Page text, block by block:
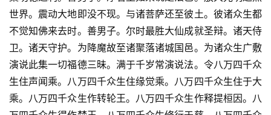
世界。震动大地即没不现。与诸菩萨还至彼土。彼诸众生都
不觉知佛来去时。善男子。尔时最胜大仙成就圣辩。诸天侍
卫。诸天守护。为降魔故至诸聚落诸城国邑。为诸众生广敷
演说此集一切福德三昧。满于千岁常演说法。令八万四千众
生住声闻乘。八万四千众生住缘觉乘。八万四千众生住于大
乘。八万四千众生作转轮王。八万四千众生作释提桓因。八